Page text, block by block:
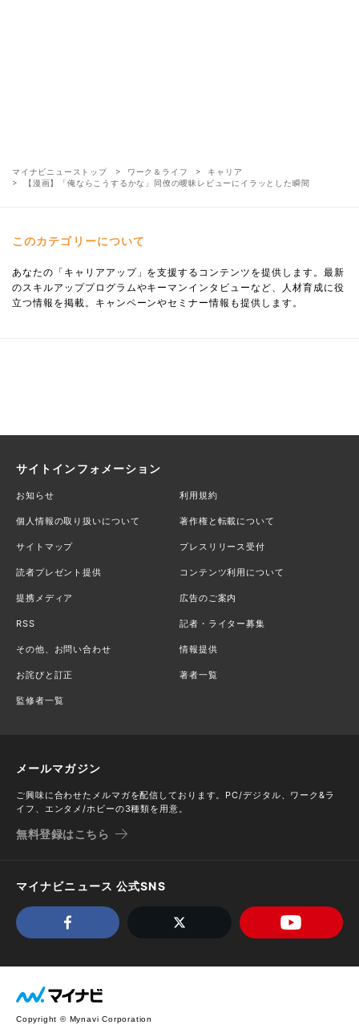
マイナビニューストップ ワーク＆ライフ
キャリア
【漫画】「俺ならこうするかな」同僚の曖昧レビューにイラッとした瞬間
このカテゴリーについて
あなたの「キャリアアップ」を支援するコンテンツを提供します。最新
のスキルアッププログラムやキーマンインタビューなど、人材育成に役
立つ情報を掲載。キャンペーンやセミナー情報も提供します。
サイトインフォメーション
お知らせ 利用規約
個人情報の取り扱いについて 著作権と転載について
サイトマップ プレスリリース受付
読者プレゼント提供 コンテンツ利用について
提携メディア 広告のご案内
RSS 記者・ライター募集
その他、お問い合わせ 情報提供
お詫びと訂正 著者一覧
監修者一覧
メールマガジン
ご興味に合わせたメルマガを配信しております。PC/デジタル、ワーク&ラ
イフ、エンタメ/ホビーの3種類を用意。
無料登録はこちら
マイナビニュース 公式SNS
Copyright © Mynavi Corporation